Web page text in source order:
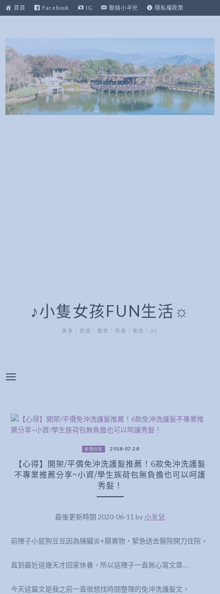
至
內
首頁 Facebook IG 聯絡小羊兒 隱私權政策
♪小隻女孩FUN生活☼
美食｜旅遊｜寵物｜保養｜美妝｜3C
美體保養 2018-07-28
【心得】開架/平價免沖洗護髮推薦！6款免沖洗護髮
不專業推薦分享~小資/學生族荷包無負擔也可以呵護
秀髮！
最後更新時間 2020-06-11 by 小羊兒
前陣子小屁狗豆豆因為胰臟炎+腸異物，緊急送去醫院開刀住院，
直到最近這幾天才回家休養，所以這陣子一直無心寫文章…
今天這篇文是我之前一直很想找時間整理的免沖洗護髮文，